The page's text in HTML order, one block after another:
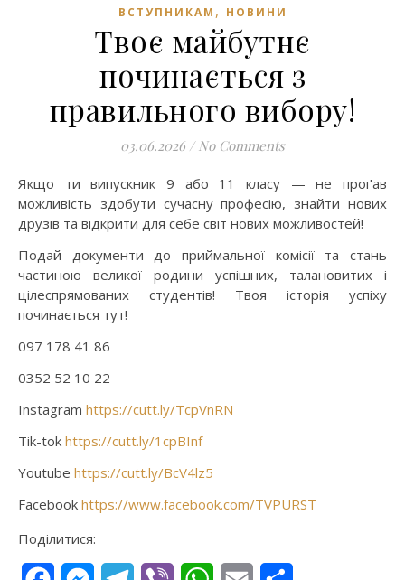
ВСТУПНИКАМ , НОВИНИ
Твоє майбутнє
починається з
правильного вибору!
03.06.2026 / No Comments
Якщо ти випускник 9 або 11 класу — не проґав
можливість здобути сучасну професію, знайти нових
друзів та відкрити для себе світ нових можливостей!
Подай документи до приймальної комісії та стань
частиною великої родини успішних, талановитих і
цілеспрямованих студентів! Твоя історія успіху
починається тут!
097 178 41 86
0352 52 10 22
Instagram https://cutt.ly/TcpVnRN
Tik-tok https://cutt.ly/1cpBInf
Youtube https://cutt.ly/BcV4lz5
Facebook https://www.facebook.com/TVPURST
Поділитися: